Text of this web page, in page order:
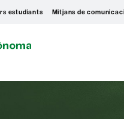
estudiants Mitjans de
A